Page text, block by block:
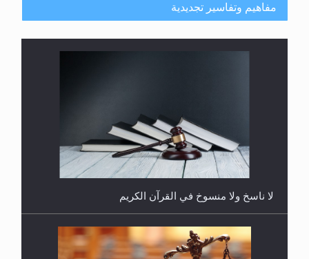
هل يُحسب حول الزكاة وفق السنة الميلادية أو الهجرية؟
مفاهيم وتفاسير تجديدية
لا ناسخ ولا منسوخ في القرآن الكريم